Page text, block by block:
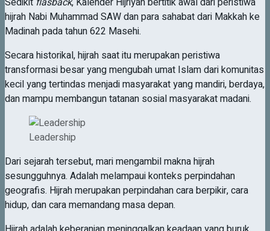
hijrah Nabi Muhammad SAW dan para sahabat dari Makkah ke
Madinah pada tahun 622 Masehi.
Secara historikal, hijrah saat itu merupakan peristiwa
transformasi besar yang mengubah umat Islam dari komunitas
kecil yang tertindas menjadi masyarakat yang mandiri, berdaya,
dan mampu membangun tatanan sosial masyarakat madani.
Leadership
Dari sejarah tersebut, mari mengambil makna hijrah
sesungguhnya. Adalah melampaui konteks perpindahan
geografis. Hijrah merupakan perpindahan cara berpikir, cara
hidup, dan cara memandang masa depan.